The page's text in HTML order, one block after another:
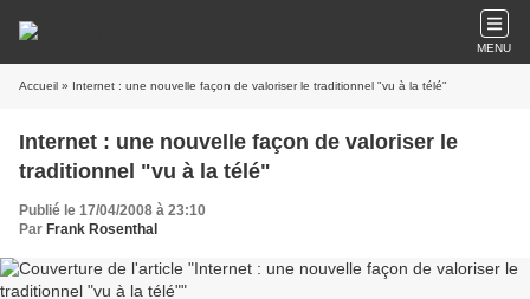
MENU
Accueil » Internet : une nouvelle façon de valoriser le traditionnel "vu à la télé"
Internet : une nouvelle façon de valoriser le
traditionnel "vu à la télé"
Publié le 17/04/2008 à 23:10
Par Frank Rosenthal